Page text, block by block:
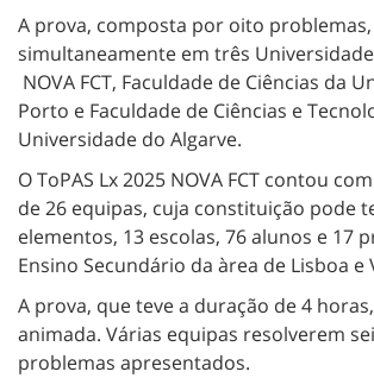
A prova, composta por oito
simultaneamente em três
NOVA FCT, Faculdade de Ciências da
Porto e Faculdade de Ciências e
Universidade do Algarve.
O ToPAS Lx 2025 NOVA FCT contou
de 26 equipas, cuja constituição pode
elementos, 13 escolas, 76 alunos e 17
Ensino Secundário da àrea de Lisboa e
A prova, que teve a duração de 4
animada. Várias equipas resolverem
problemas apresentados.